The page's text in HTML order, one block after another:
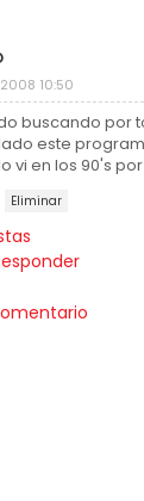
10:50
buscando por
este
vi en los 90's
Eliminar